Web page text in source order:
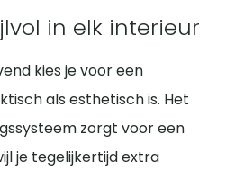
in elk interieur
kies je voor een
als esthetisch is. Het
zorgt voor een
je tegelijkertijd extra